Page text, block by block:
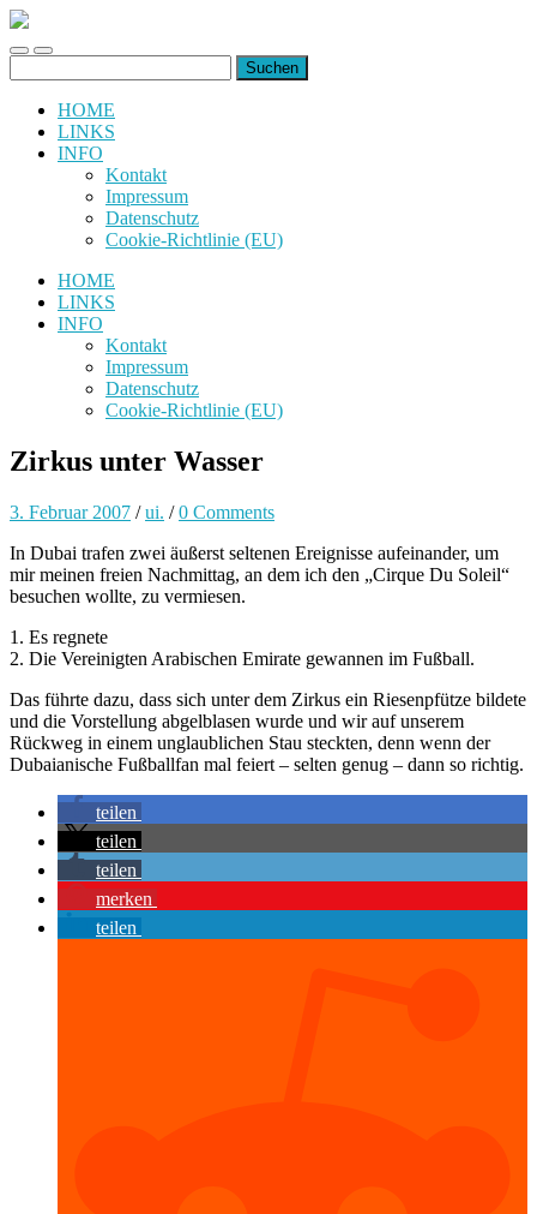
uiuiuiuiuiuiui.de
Toggle
mobile
Toggle
search
nach:
HOME
LINKS
INFO
Kontakt
Impressum
Datenschutz
Cookie-Richtlinie (EU)
HOME
LINKS
INFO
Kontakt
Impressum
Datenschutz
Cookie-Richtlinie (EU)
Zirkus unter Wasser
3. Februar 2007 /ui. /0 Comments
In Dubai trafen zwei äußerst seltenen Ereignisse aufeinander, um
mir meinen freien Nachmittag, an dem ich den „Cirque Du Soleil“
besuchen wollte, zu vermiesen.
1. Es regnete
2. Die Vereinigten Arabischen Emirate gewannen im Fußball.
Das führte dazu, dass sich unter dem Zirkus ein Riesenpfütze bildete
und die Vorstellung abgelblasen wurde und wir auf unserem
Rückweg in einem unglaublichen Stau steckten, denn wenn der
Dubaianische Fußballfan mal feiert – selten genug – dann so richtig.
teilen
teilen
teilen
merken
teilen